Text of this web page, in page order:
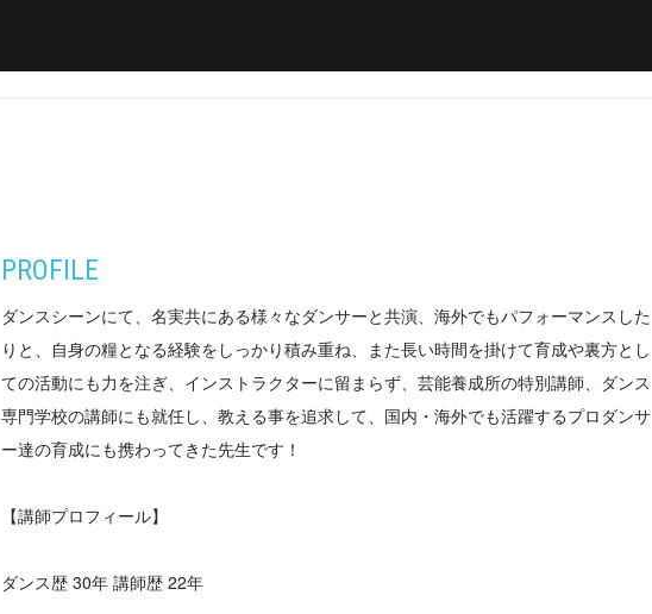
PROFILE
ダンスシーンにて、名実共にある様々なダンサーと共演、海外でもパフォーマンスした
りと、自身の糧となる経験をしっかり積み重ね、また長い時間を掛けて育成や裏方とし
ての活動にも力を注ぎ、インストラクターに留まらず、芸能養成所の特別講師、ダンス
専門学校の講師にも就任し、教える事を追求して、国内・海外でも活躍するプロダンサ
ー達の育成にも携わってきた先生です！
【講師プロフィール】
ダンス歴 30年 講師歴 22年